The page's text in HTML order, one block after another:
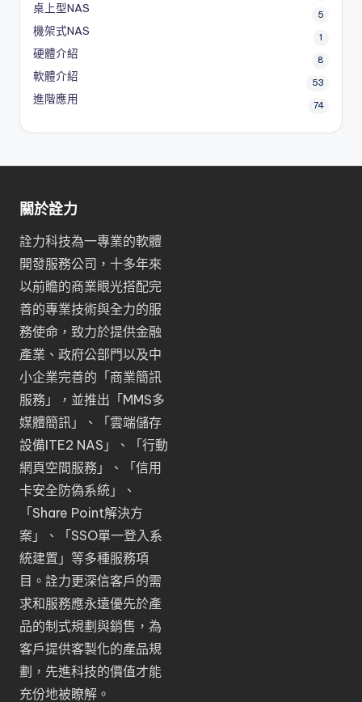
桌上型NAS 5
機架式NAS 1
硬體介紹 8
軟體介紹 53
進階應用 74
關於詮力
詮力科技為一專業的軟體
開發服務公司，十多年來
以前瞻的商業眼光搭配完
善的專業技術與全力的服
務使命，致力於提供金融
產業、政府公部門以及中
小企業完善的「 商業簡訊
服務 」，並推出「 MMS多
媒體簡訊 」、「 雲端儲存
設備ITE2 NAS 」、「 行動
網頁空間服務 」、「 信用
卡安全防偽系統 」、
「 Share Point解決方
案 」、「 SSO單一登入系
統建置 」等多種服務項
目。詮力更深信客戶的需
求和服務應永遠優先於產
品的制式規劃與銷售，為
客戶提供客製化的產品規
劃，先進科技的價值才能
充份地被瞭解。